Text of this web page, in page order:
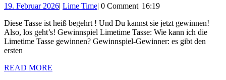
Tasse
19. Februar 202619.
2026
| Lime TimeLime
| 0 Comment| 16:19
Diese Tasse ist heiß begehrt ! Und Du kannst sie jetzt gewinnen!
Also, los geht’s! Gewinnspiel Limetime Tasse: Wie kann ich die
Limetime Tasse gewinnen? Gewinnspiel-Gewinner: es gibt den
ersten
READ MORE